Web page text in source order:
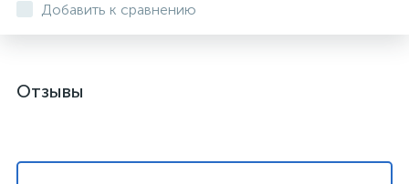
Добавить к сравнению
Отзывы